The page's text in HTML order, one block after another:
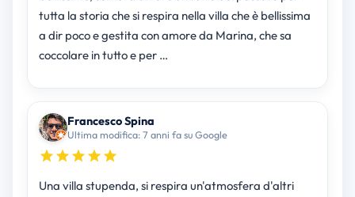
tutta la storia che si respira nella villa che è bellissima
a dir poco e gestita con amore da Marina, che sa
coccolare in tutto e per …
Francesco Spina
Ultima modifica: 7 anni fa su Google
Una villa stupenda, si respira un'atmosfera d'altri